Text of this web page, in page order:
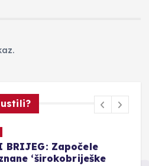
BRIJEG: Započele
‘širokobriješke